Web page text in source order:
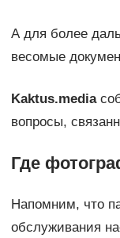
А для более
весомые
Kaktus.media
вопросы,
Где
Напомним, что
обслуживания